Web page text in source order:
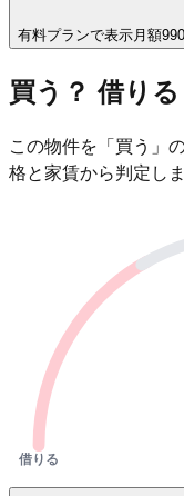
有料プランで表示 月額
買う？ 借りる
この物件を「買う」
格と家賃から判定しま
借りる